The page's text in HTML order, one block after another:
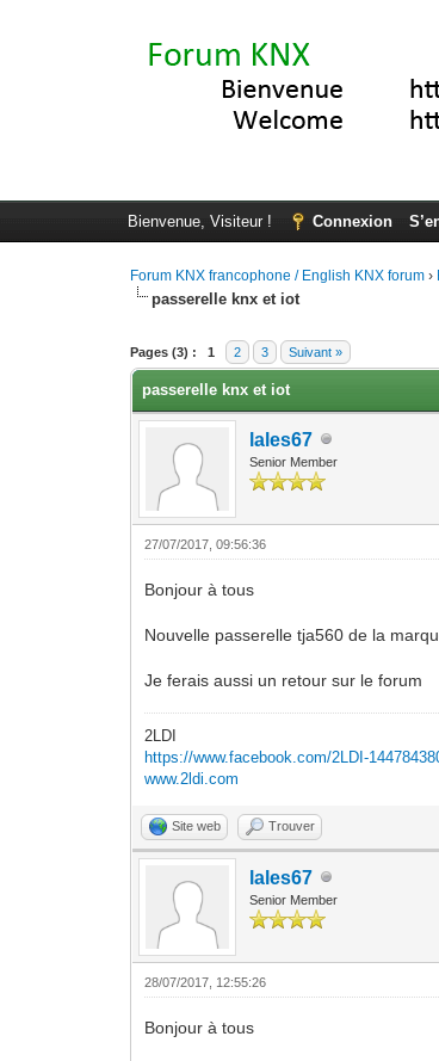
Bienvenue, Visiteur ! Connexion
Forum KNX francophone / English KNX forum ›
passerelle knx et iot
Pages (3) : 1 2 3 Suivant »
Moyenne : 0 (0 vote(s))
1
2
3
4
5
passerelle knx et iot
lales67
Senior Member
27/07/2017, 09:56:36
Bonjour à tous
Nouvelle passerelle tja560 de la
Je ferais aussi un retour sur le forum
2LDI
https://www.facebook.com/2LDI-
www.2ldi.com
Site web Trouver
lales67
Senior Member
28/07/2017, 12:55:26
Bonjour à tous